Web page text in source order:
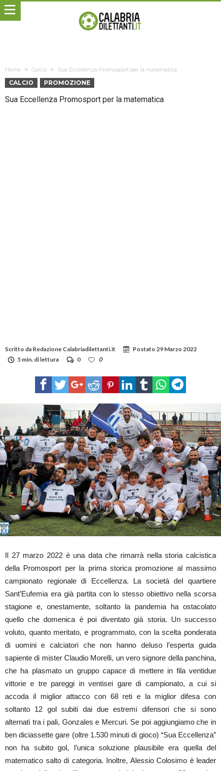
Home Calcio Sua Eccellenza Promosport per la matematica
CALCIO PROMOZIONE
Sua Eccellenza Promosport per la matematica
Scritto da Redazione Calabriadilettanti.it Postato 29 Marzo 2022
5 min. di lettura
0 0
Il 27 marzo 2022 è una data che rimarrà nella storia calcistica
della Promosport per la prima storica promozione al massimo
campionato regionale di Eccellenza. La società del quartiere
Sant’Eufemia era già partita con lo stesso obiettivo nella scorsa
stagione e, onestamente, soltanto la pandemia ha ostacolato
quello che domenica è poi diventato già storia. Un successo
voluto, quanto meritato, e programmato, con la scelta ponderata
di uomini e calciatori che non hanno deluso l’esperta guida
sapiente di mister Claudio Morelli, un vero signore della panchina,
che ha plasmato un gruppo capace di mettere in fila ventidue
vittorie e tre pareggi in ventisei gare di campionato, a cui si
accoda il miglior attacco con 68 reti e la miglior difesa con
soltanto 12 gol subiti dai due estremi difensori che si sono
alternati tra i pali, Gonzales e Mercuri. Se poi aggiungiamo che in
ben diciassette gare (oltre 1.530 minuti di gioco) “Sua Eccellenza”
non ha subito gol, l’unica soluzione plausibile era quella del
matematico salto di categoria. Inoltre, Alessio Colosimo è leader